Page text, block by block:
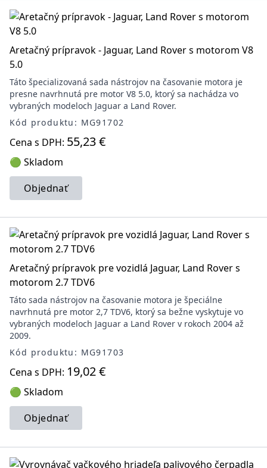
Aretačný prípravok - Jaguar, Land Rover s motorom V8
5.0
Táto špecializovaná sada nástrojov na časovanie motora je
presne navrhnutá pre motor V8 5.0, ktorý sa nachádza vo
vybraných modeloch Jaguar a Land Rover.
Kód produktu: MG91702
Cena s DPH: 55,23 €
🟢 Skladom
Objednať
Aretačný prípravok pre vozidlá Jaguar, Land Rover s
motorom 2.7 TDV6
Táto sada nástrojov na časovanie motora je špeciálne
navrhnutá pre motor 2,7 TDV6, ktorý sa bežne vyskytuje vo
vybraných modeloch Jaguar a Land Rover v rokoch 2004 až
2009.
Kód produktu: MG91703
Cena s DPH: 19,02 €
🟢 Skladom
Objednať